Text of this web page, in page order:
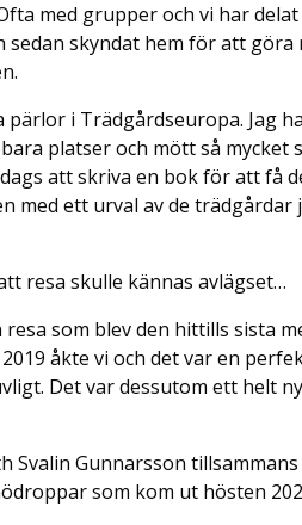
med grupper och vi har
sedan skyndat hem för att göra
i Trädgårdseuropa. Jag
platser och mött så mycket
att skriva en bok för att få
med ett urval av de trädgårdar
resa skulle kännas avlägset…
som blev den hittills sista
åkte vi och det var en
Det var dessutom ett helt
Svalin Gunnarsson
som kom ut hösten